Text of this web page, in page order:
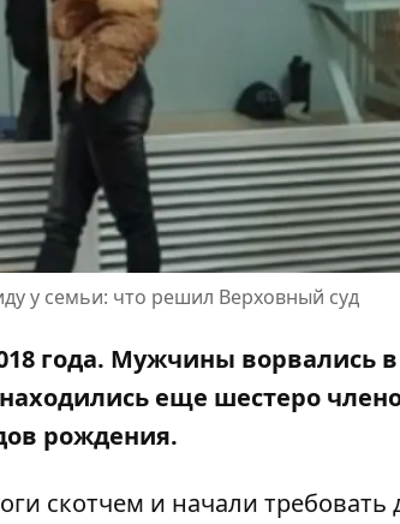
у семьи: что решил Верховный суд
года. Мужчины ворвались
еще шестеро
рождения.
скотчем и начали требовать